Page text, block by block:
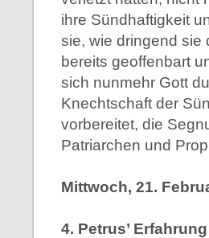
ihre Sündhaftigkeit
sie, wie dringend sie
bereits geoffenbart
sich nunmehr Gott
Knechtschaft der
vorbereitet, die
Patriarchen und
Mittwoch, 21.
4. Petrus’